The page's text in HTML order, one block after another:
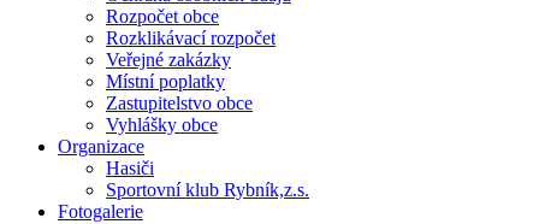
Rozpočet obce
Rozklikávací rozpočet
Veřejné zakázky
Místní poplatky
Zastupitelstvo obce
Vyhlášky obce
Organizace
Hasiči
Sportovní klub Rybník,z.s.
Fotogalerie